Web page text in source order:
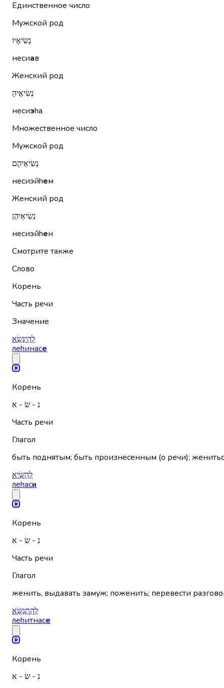
Единственное число
Мужской род
נְשִׂיאָיו
несиав
Женский род
נְשִׂיאֶיהָ
несиэhа
Множественное число
Мужской род
נְשִׂיאֵיהֶם
несиэйhем
Женский род
נְשִׂיאֵיהֶן
несиэйhен
Смотрите также
Слово
Корень
Часть речи
Значение
לְהִינָּשֵׂא
леhинасе
Корень
נ - שׂ - א
Часть речи
Глагол
быть поднятым; быть произнесенным (о речи);
לְהַשִּׂיא
леhаси
Корень
נ - שׂ - א
Часть речи
Глагол
женить, выдавать замуж; поженить; перевести
לְהִתְנַשֵּׂא
леhитнасе
Корень
נ - שׂ - א